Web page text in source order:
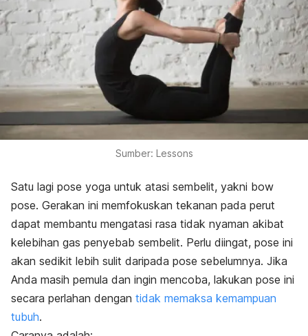
Sumber: Lessons
Satu lagi pose yoga untuk atasi sembelit, yakni bow
pose. Gerakan ini memfokuskan tekanan pada perut
dapat membantu mengatasi rasa tidak nyaman akibat
kelebihan gas penyebab sembelit. Perlu diingat, pose ini
akan sedikit lebih sulit daripada pose sebelumnya. Jika
Anda masih pemula dan ingin mencoba, lakukan pose ini
secara perlahan dengan tidak memaksa kemampuan
tubuh.